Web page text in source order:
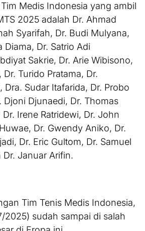
Medis Indonesia yang ambil
2025 adalah Dr. Ahmad
Syarifah, Dr. Budi Mulyana,
Diama, Dr. Satrio Adi
Sakrie, Dr. Arie Wibisono,
Turido Pratama, Dr.
Dra. Sudar Itafarida, Dr. Probo
Djoni Djunaedi, Dr. Thomas
Irene Ratridewi, Dr. John
Dr. Gwendy Aniko, Dr.
Dr. Eric Gultom, Dr. Samuel
Januar Arifin.
Tim Tenis Medis Indonesia,
2025) sudah sampai di salah